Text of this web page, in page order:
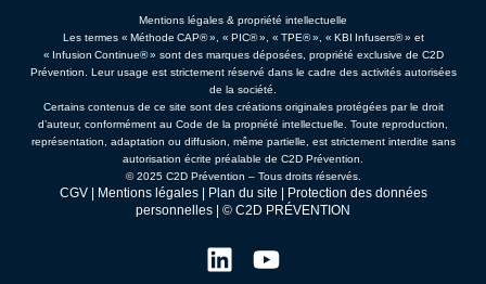
Mentions légales & propriété intellectuelle
Les termes « Méthode CAP® », « PIC® », « TPE® », « KBI Infusers® » et
« Infusion Continue® » sont des marques déposées, propriété exclusive de C2D
Prévention. Leur usage est strictement réservé dans le cadre des activités autorisées
de la société.
Certains contenus de ce site sont des créations originales protégées par le droit
d’auteur, conformément au Code de la propriété intellectuelle. Toute reproduction,
représentation, adaptation ou diffusion, même partielle, est strictement interdite sans
autorisation écrite préalable de C2D Prévention.
© 2025 C2D Prévention – Tous droits réservés.
CGV| Mentions légales| Plan du site
Protection des données
personnelles | © C2D PRÉVENTION